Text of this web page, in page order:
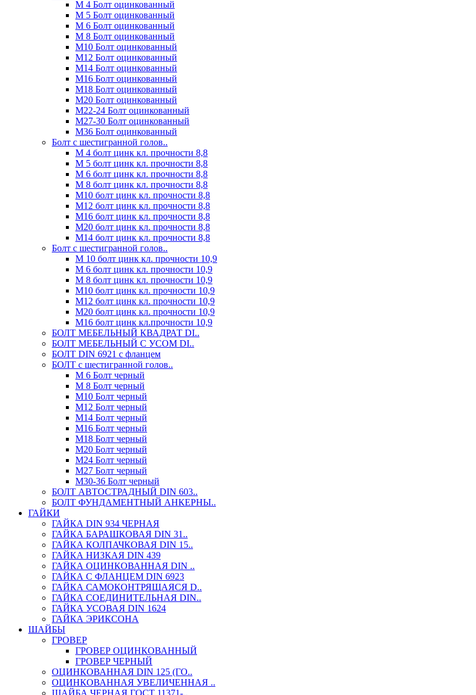
М 4 Болт оцинкованный
М 5 Болт оцинкованный
М 6 Болт оцинкованный
М 8 Болт оцинкованный
М10 Болт оцинкованный
М12 Болт оцинкованный
М14 Болт оцинкованный
М16 Болт оцинкованный
М18 Болт оцинкованный
М20 Болт оцинкованный
М22-24 Болт оцинкованный
М27-30 Болт оцинкованный
М36 Болт оцинкованный
Болт с шестигранной голов..
М 4 болт цинк кл. прочности 8,8
М 5 болт цинк кл. прочности 8,8
М 6 болт цинк кл. прочности 8,8
М 8 болт цинк кл. прочности 8,8
М10 болт цинк кл. прочности 8,8
М12 болт цинк кл. прочности 8,8
М16 болт цинк кл. прочности 8,8
М20 болт цинк кл. прочности 8,8
М14 болт цинк кл. прочности 8,8
Болт с шестигранной голов..
М 10 болт цинк кл. прочности 10,9
М 6 болт цинк кл. прочности 10,9
М 8 болт цинк кл. прочности 10,9
М10 болт цинк кл. прочности 10,9
М12 болт цинк кл. прочности 10,9
М20 болт цинк кл. прочности 10,9
М16 болт цинк кл.прочности 10,9
БОЛТ МЕБЕЛЬНЫЙ КВАДРАТ DI..
БОЛТ МЕБЕЛЬНЫЙ С УСОМ DI..
БОЛТ DIN 6921 c фланцем
БОЛТ с шестигранной голов..
М 6 Болт черный
М 8 Болт черный
М10 Болт черный
М12 Болт черный
М14 Болт черный
М16 Болт черный
М18 Болт черный
М20 Болт черный
М24 Болт черный
М27 Болт черный
М30-36 Болт черный
БОЛТ АВТОСТРАДНЫЙ DIN 603..
БОЛТ ФУНДАМЕНТНЫЙ АНКЕРНЫ..
ГАЙКИ
ГАЙКА DIN 934 ЧЕРНАЯ
ГАЙКА БАРАШКОВАЯ DIN 31..
ГАЙКА КОЛПАЧКОВАЯ DIN 15..
ГАЙКА НИЗКАЯ DIN 439
ГАЙКА ОЦИНКОВАННАЯ DIN ..
ГАЙКА С ФЛАНЦЕМ DIN 6923
ГАЙКА САМОКОНТРЯЩАЯСЯ D..
ГАЙКА СОЕДИНИТЕЛЬНАЯ DIN..
ГАЙКА УСОВАЯ DIN 1624
ГАЙКА ЭРИКСОНА
ШАЙБЫ
ГРОВЕР
ГРОВЕР ОЦИНКОВАННЫЙ
ГРОВЕР ЧЕРНЫЙ
ОЦИНКОВАННАЯ DIN 125 (ГО..
ОЦИНКОВАННАЯ УВЕЛИЧЕННАЯ ..
ШАЙБА ЧЕРНАЯ ГОСТ 11371-..